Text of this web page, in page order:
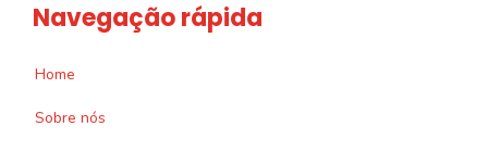
Navegação rápida
Home
Sobre nós